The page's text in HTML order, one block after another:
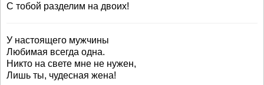
С тобой разделим на двоих!
У настоящего мужчины
Любимая всегда одна.
Никто на свете мне не нужен,
Лишь ты, чудесная жена!